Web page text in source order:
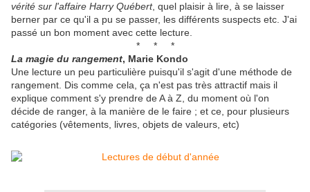
vérité sur l'affaire Harry Québert, quel plaisir à lire, à se laisser
berner par ce qu'il a pu se passer, les différents suspects etc. J'ai
passé un bon moment avec cette lecture.
* * *
La magie du rangement, Marie Kondo
Une lecture un peu particulière puisqu'il s'agit d'une méthode de
rangement. Dis comme cela, ça n'est pas très attractif mais il
explique comment s'y prendre de A à Z, du moment où l'on
décide de ranger, à la manière de le faire ; et ce, pour plusieurs
catégories (vêtements, livres, objets de valeurs, etc)